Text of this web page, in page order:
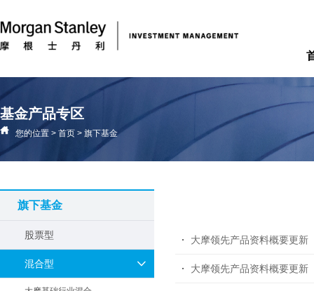
基金产品专区
您的位置 > 首页 > 旗下基金
旗下基金
股票型
混合型
大摩领先产品资料概要更新
大摩领先产品资料概要更新